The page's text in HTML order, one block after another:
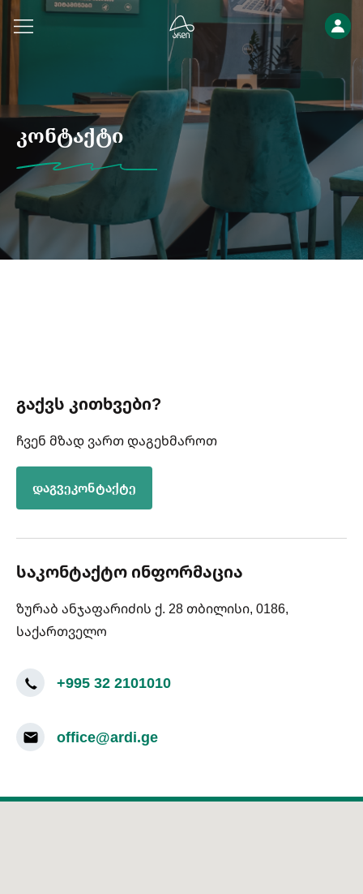
კონტაქტი
გაქვს კითხვები?
ჩვენ მზად ვართ დაგეხმაროთ
დაგვეკონტაქტე
საკონტაქტო ინფორმაცია
ზურაბ ანჯაფარიძის ქ. 28 თბილისი, 0186,
საქართველო
+995 32 2101010
office@ardi.ge